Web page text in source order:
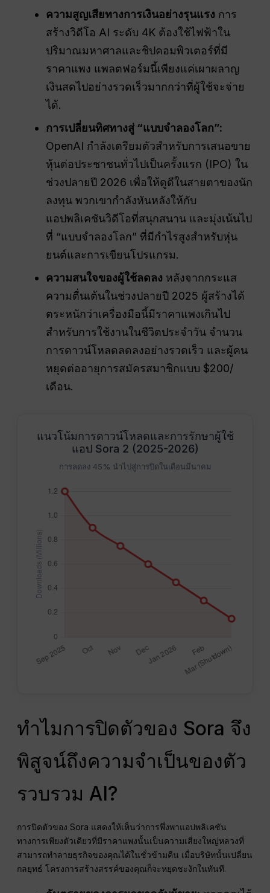
ความสูญเสียทางการเงินอย่างรุนแรง การ
สร้างวิดีโอ AI ระดับ 4K ต้องใช้ไฟฟ้าใน
ปริมาณมหาศาลและชิปคอมพิวเตอร์ที่มี
ราคาแพง แพลตฟอร์มนี้เพียงแค่เผาผลาญ
เงินสดไปอย่างรวดเร็วมากกว่าที่ผู้ใช้จะจ่าย
ได้.
การเปลี่ยนทิศทางสู่ “แบบจำลองโลก”:
OpenAI กำลังเตรียมตัวสำหรับการเสนอขาย
หุ้นต่อประชาชนทั่วไปเป็นครั้งแรก (IPO) ใน
ช่วงปลายปี 2026 เพื่อให้ดูดีในสายตาของนัก
ลงทุน พวกเขากำลังหันหลังให้กับ
แอปพลิเคชันวิดีโอที่สนุกสนาน และมุ่งเน้นไป
ที่ “แบบจำลองโลก” ที่มีกำไรสูงสำหรับหุ่น
ยนต์และการเขียนโปรแกรม.
ความสนใจของผู้ใช้ลดลง หลังจากกระแส
ความตื่นเต้นในช่วงปลายปี 2025 ผู้สร้างได้
ตระหนักว่าเครื่องมือนี้มีราคาแพงเกินไป
สำหรับการใช้งานในชีวิตประจำวัน จำนวน
การดาวน์โหลดลดลงอย่างรวดเร็ว และผู้คน
หยุดต่ออายุการสมัครสมาชิกแบบ $200/
เดือน.
แนวโน้มการดาวน์โหลดและการรักษาผู้ใช้
แอป Sora 2 (2025-2026)
การลดลง 45% นำไปสู่การปิดในเดือนมีนาคม
ทำไมการปิดตัวของ Sora จึง
พิสูจน์ถึงความจำเป็นของตัว
รวบรวม AI?
การปิดตัวของ Sora แสดงให้เห็นว่าการพึ่งพาแอปพลิเคชัน
ทางการเพียงตัวเดียวที่มีราคาแพงนั้นเป็นความเสี่ยงใหญ่หลวงที่
สามารถทำลายธุรกิจของคุณได้ในชั่วข้ามคืน เมื่อบริษัทนั้นเปลี่ยน
กลยุทธ์ โครงการสร้างสรรค์ของคุณก็จะหยุดชะงักในทันที.